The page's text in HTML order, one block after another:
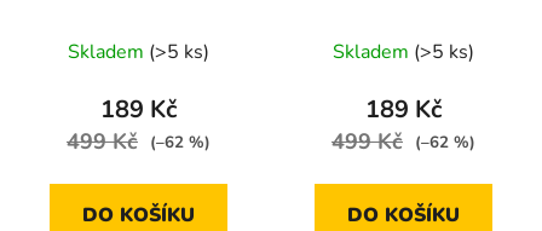
Skladem (>5 ks)
189 Kč
499 Kč (–62 %)
DO KOŠÍKU
Skladem (>5 ks)
189 Kč
499 Kč (–62 %)
DO KOŠÍKU